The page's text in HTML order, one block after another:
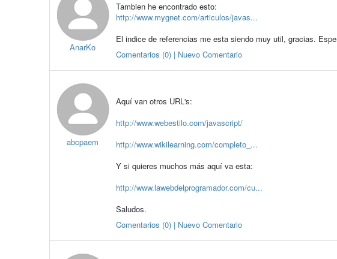
AnarKo
Tambien he encontrado esto:
http://www.mygnet.com/articulos/javas...
El indice de referencias me esta siendo muy util, gracias.
Comentarios (0) | Nuevo Comentario
abcpaem
Aquí van otros URL's:
http://www.webestilo.com/javascript/
http://www.wikilearning.com/completo_...
Y si quieres muchos más aquí va esta:
http://www.lawebdelprogramador.com/cu...
Saludos.
Comentarios (0) | Nuevo Comentario